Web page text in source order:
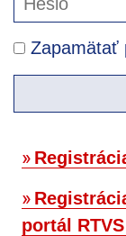
Zapamätať
portál